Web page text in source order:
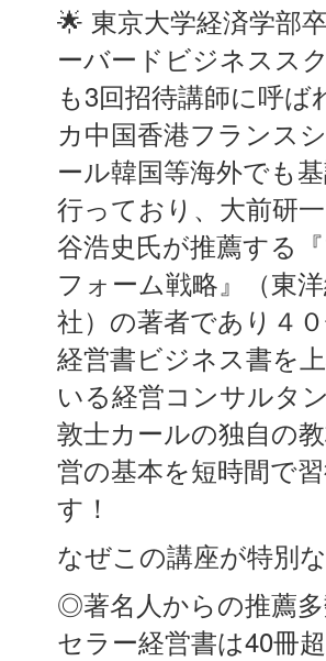
🌟 東京大学経済学部
ーバードビジネスス
も3回招待講師に呼ば
カ中国香港フランス
ール韓国等海外でも
行っており、大前研
谷浩史氏が推薦する『
フォーム戦略』（東
社） の著者であり４
経営書ビジネス書を
いる経営コンサルタ
敦士カールの独自の
営の基本を短時間で
す！
なぜこの講座が特別
◎著名人からの推薦多
セラー経営書は40冊超